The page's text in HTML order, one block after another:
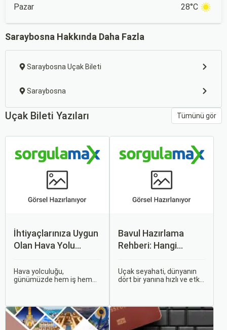
Pazar 28°C
Saraybosna Hakkında Daha Fazla
Saraybosna Uçak Bileti
Saraybosna
Uçak Bileti Yazıları Tümünü gör
İhtiyaçlarınıza Uygun
Olan Hava Yolu
Seçersiniz?
Hava yolculuğu,
günümüzde hem iş hem
Ancak, her hava yolu
firması sunduğu hizmetler
ve fiyatlandırma politikaları
Bavul Hazırlama
Rehberi: Hangi
Alınmalı?
Uçak seyahati, dünyanın
dört bir yanına hızlı ve etkili
için bavul hazırlamak,
doğru yapılmazsa stresli
bir deneyim olabilir.